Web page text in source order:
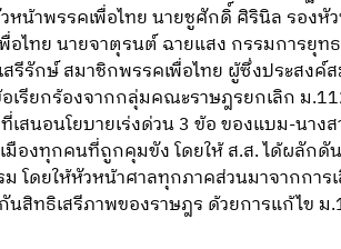
หน้าพรรคเพื่อไทย นายชูศักดิ์ ศิรินิล รอง
ไทย นายจาตุรนต์ ฉายแสง กรรมการยุ
รีรักษ์ สมาชิกพรรคเพื่อไทย ผู้ซึ่งประสง
รียกร้องจากกลุ่มคณะราษฎรยกเลิก ม
เสนอนโยบายเร่งด่วน 3 ข้อ ของแบม-นา
องทุกคนที่ถูกคุมขัง โดยให้ ส.ส. ได้ผลักดั
โดยให้หัวหน้าศาลทุกภาคส่วนมาจากกา
สิทธิเสรีภาพของราษฎร ด้วยการแก้ไข